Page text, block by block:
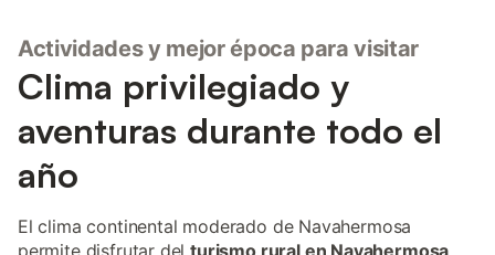
Actividades y mejor época para visitar
Clima privilegiado y
aventuras durante todo el
año
El clima continental moderado de Navahermosa
permite disfrutar delturismo rural en Navahermosa